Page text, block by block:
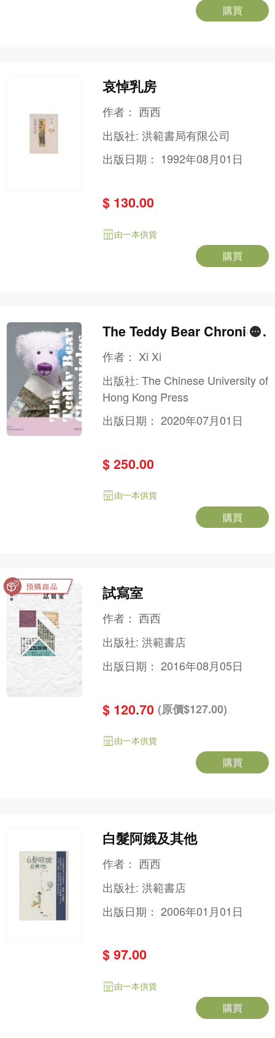
購買
哀悼乳房
作者：西西
出版社:洪範書局有限公司
出版日期： 1992年08月01日
$ 130.00
由一本供貨
購買
The Teddy Bear Chronicle
s
作者：Xi Xi
出版社:The Chinese University of
Hong Kong Press
出版日期：2020年07月01日
$ 250.00
由一本供貨
購買
試寫室
作者：西西
出版社:洪範書店
出版日期：2016年08月05日
$ 120.70 (原價$127.00)
由一本供貨
購買
白髮阿娥及其他
作者：西西
出版社:洪範書店
出版日期：2006年01月01日
$ 97.00
由一本供貨
購買